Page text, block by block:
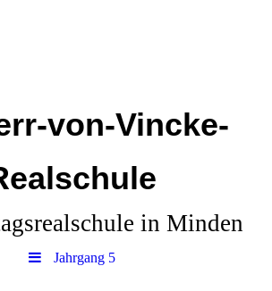
von-Vincke-
in Minden
Jahrgang 5